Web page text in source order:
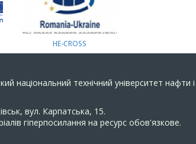
HE-CROSS
національний технічний університет нафти і
вул. Карпатська, 15.
гіперпосилання на ресурс обов'язкове.